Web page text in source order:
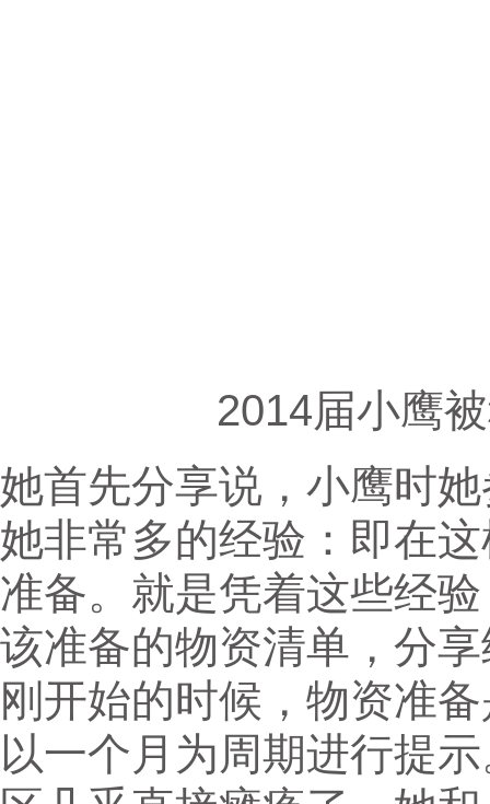
2014届小鹰
她首先分享说，小鹰时
她非常多的经验：即在
准备。就是凭着这些经
该准备的物资清单，分
刚开始的时候，物资准
以一个月为周期进行提